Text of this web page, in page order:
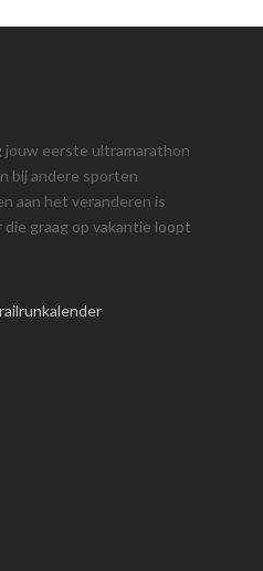
jouw eerste ultramarathon
bij andere sporten
aan het veranderen is
graag op vakantie loopt